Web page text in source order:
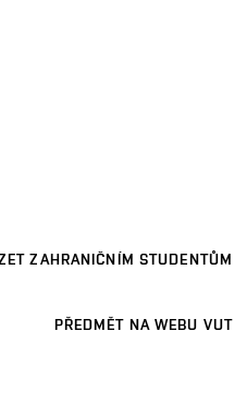
ZAHRANIČNÍM STUDENTŮM
PŘEDMĚT NA WEBU VUT